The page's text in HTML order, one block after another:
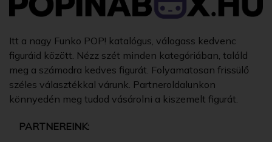
Itt a nagy Funko POP! katalógus, válogass kedvenc
figuráid között. Nézz szét minden kategóriában, találd
meg a számodra kedves figurát. Folyamatosan frissülő
széles választékkal várunk. Partneroldalunkon
könnyedén meg tudod vásárolni a kiszemelt figurát.
PARTNEREINK: